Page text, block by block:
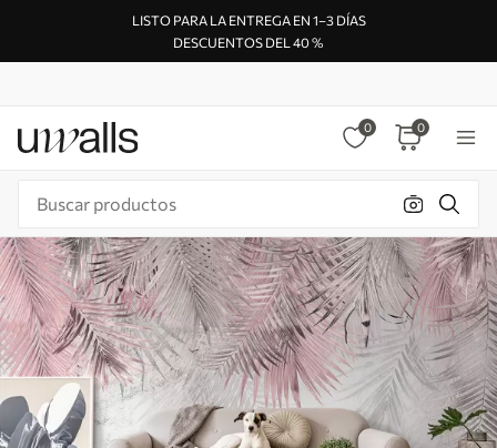
LISTO PARA LA ENTREGA EN 1–3 DÍAS
DESCUENTOS DEL 40 %
0 0